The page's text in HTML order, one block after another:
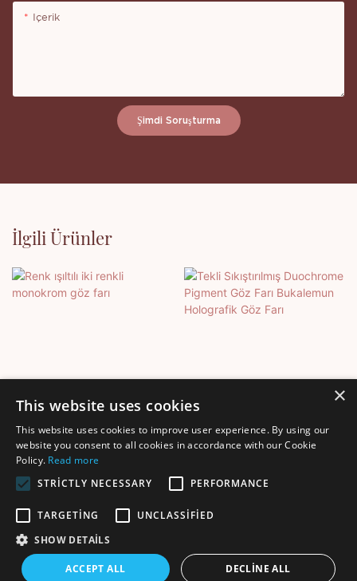
Içerik
Şimdi Soruşturma
İlgili Ürünler
Renk Işıltılı Iki Renkli
Monokrom Göz Farı
Tekli Sıkıştırılmış
Farı Bukalemun Holografik
Telif hakkı © 2025 Shenzhen Thincen Technology Co., Ltd. -
www.thincen.com | Site Haritası
×
This website uses cookies
This website uses cookies to improve user experience. By using our
website you consent to all cookies in accordance with our Cookie
Policy. Read more
STRICTLY NECESSARY
PERFORMANCE
TARGETING
UNCLASSIFIED
SHOW DETAILS
ACCEPT ALL DECLINE ALL